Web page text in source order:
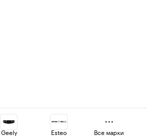
Geely Esteo Все марки